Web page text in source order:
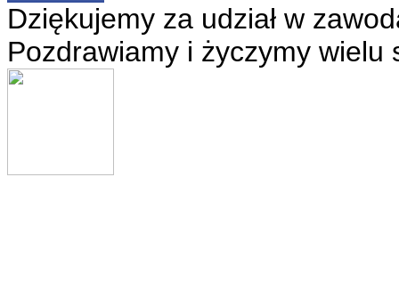
Dziękujemy za udział w
Pozdrawiamy i życzymy wielu